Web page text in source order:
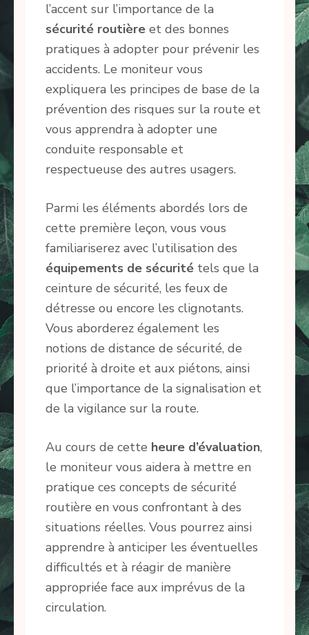
l’accent sur l’importance de la
sécurité routière et des bonnes
pratiques à adopter pour prévenir les
accidents. Le moniteur vous
expliquera les principes de base de la
prévention des risques sur la route et
vous apprendra à adopter une
conduite responsable et
respectueuse des autres usagers.
Parmi les éléments abordés lors de
cette première leçon, vous vous
familiariserez avec l’utilisation des
équipements de sécurité tels que la
ceinture de sécurité, les feux de
détresse ou encore les clignotants.
Vous aborderez également les
notions de distance de sécurité, de
priorité à droite et aux piétons, ainsi
que l’importance de la signalisation et
de la vigilance sur la route.
Au cours de cette heure d’évaluation,
le moniteur vous aidera à mettre en
pratique ces concepts de sécurité
routière en vous confrontant à des
situations réelles. Vous pourrez ainsi
apprendre à anticiper les éventuelles
difficultés et à réagir de manière
appropriée face aux imprévus de la
circulation.